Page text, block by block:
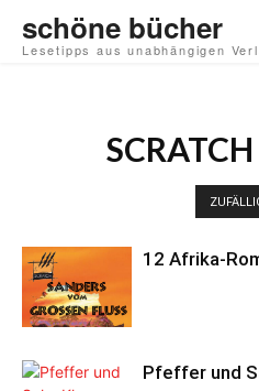
schöne bücher
Lesetipps aus unabhängigen
12 Afrika-
Pfeffer und